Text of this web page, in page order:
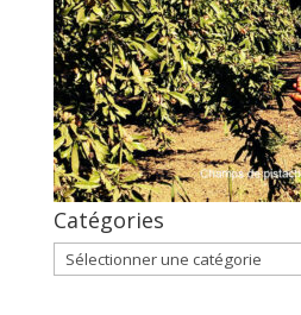
Catégories
Catégories